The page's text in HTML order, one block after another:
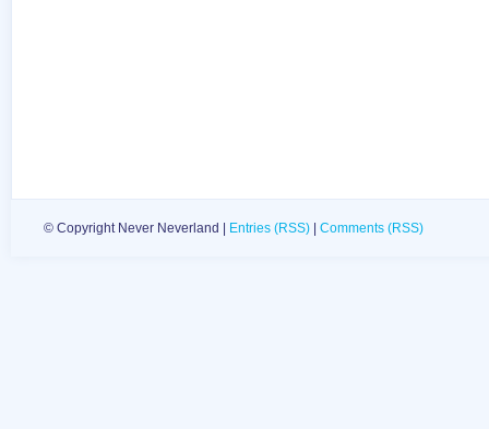
© Copyright Never Neverland | Entries (RSS) Comments (RSS)